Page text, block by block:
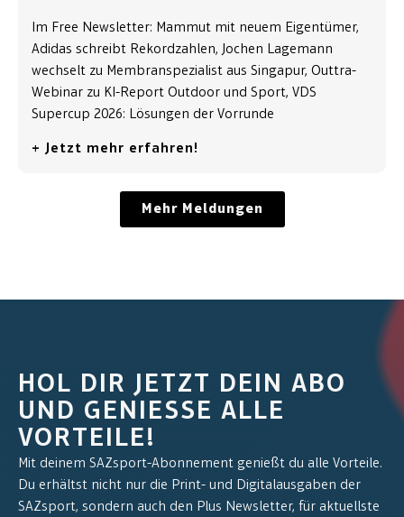
Im Free Newsletter: Mammut mit neuem Eigentümer,
Adidas schreibt Rekordzahlen, Jochen Lagemann
wechselt zu Membranspezialist aus Singapur, Outtra-
Webinar zu KI-Report Outdoor und Sport, VDS
Supercup 2026: Lösungen der Vorrunde
+ Jetzt mehr erfahren!
Mehr Meldungen
HOL DIR JETZT DEIN ABO
UND GENIESSE ALLE V
ORTEILE!
Mit deinem SAZsport-Abonnement genießt du alle Vorteile.
Du erhältst nicht nur die Print- und Digitalausgaben der
SAZsport, sondern auch den Plus Newsletter, für aktuellste